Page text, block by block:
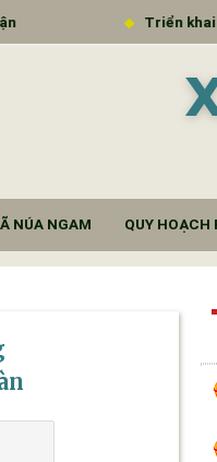
Triển khai thực
NÚA NGAM QUY HOẠCH